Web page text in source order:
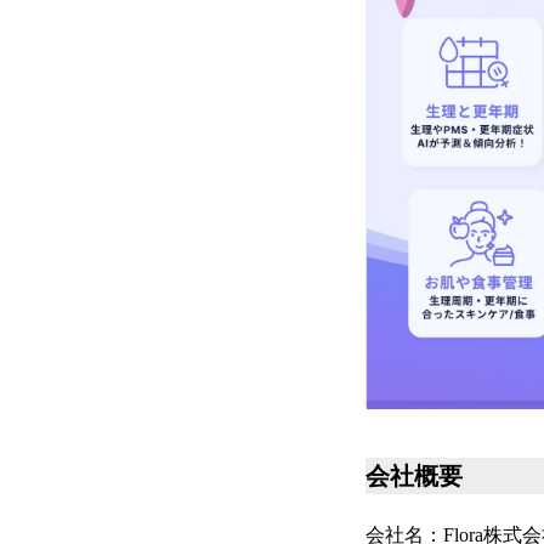
会社概要
会社名：Flora株式